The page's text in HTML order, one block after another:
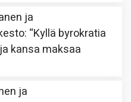
ja
: “Kyllä byrokratia
kansa maksaa
ja